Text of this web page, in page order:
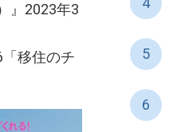
』2023年3
移住のチ